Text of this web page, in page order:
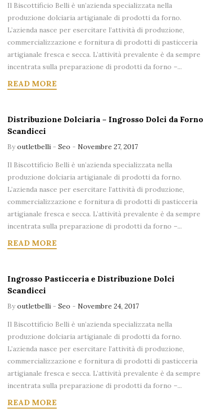
Il Biscottificio Belli è un’azienda specializzata nella
produzione dolciaria artigianale di prodotti da forno.
L’azienda nasce per esercitare l’attività di produzione,
commercializzazione e fornitura di prodotti di pasticceria
artigianale fresca e secca. L’attività prevalente è da sempre
incentrata sulla preparazione di prodotti da forno –...
READ MORE
Distribuzione Dolciaria – Ingrosso Dolci da Forno
Scandicci
Byoutletbelli - Seo - Novembre 27, 2017
Il Biscottificio Belli è un’azienda specializzata nella
produzione dolciaria artigianale di prodotti da forno.
L’azienda nasce per esercitare l’attività di produzione,
commercializzazione e fornitura di prodotti di pasticceria
artigianale fresca e secca. L’attività prevalente è da sempre
incentrata sulla preparazione di prodotti da forno –...
READ MORE
Ingrosso Pasticceria e Distribuzione Dolci
Scandicci
Byoutletbelli - Seo - Novembre 24, 2017
Il Biscottificio Belli è un’azienda specializzata nella
produzione dolciaria artigianale di prodotti da forno.
L’azienda nasce per esercitare l’attività di produzione,
commercializzazione e fornitura di prodotti di pasticceria
artigianale fresca e secca. L’attività prevalente è da sempre
incentrata sulla preparazione di prodotti da forno –...
READ MORE